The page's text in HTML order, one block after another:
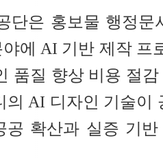
단은 홍보물 행정
에 AI 기반 제작 프
품질 향상 비용 절
의 AI 디자인 기술이
공 확산과 실증 기